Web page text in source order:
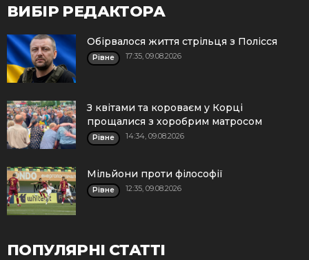
ВИБІР РЕДАКТОРА
Обірвалося життя стрільця з Полісся
Рівне 17:35, 09.08.2026
З квітами та короваєм у Корці
прощалися з хоробрим матросом
Рівне 14:34, 09.08.2026
Мільйони проти філософії
Рівне 12:35, 09.08.2026
ПОПУЛЯРНІ СТАТТІ